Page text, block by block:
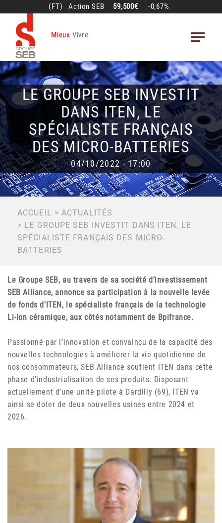
contenu
principal
(FT) ActionSEB 59,500€ -0,67%
Mieux Vivre
LE GROUPE SEB INVESTIT
DANS ITEN, LE
SPÉCIALISTE FRANÇAIS
DES MICRO-BATTERIES
04/10/2022 - 17:00
FIL
D'ARIANE
ACCUEIL
ACTUALITÉS
LE GROUPE SEB INVESTIT DANS ITEN, LE
SPÉCIALISTE FRANÇAIS DES MICRO-
BATTERIES
Le Groupe SEB, au travers de sa société d’investissement
SEB Alliance, annonce sa participation à la nouvelle levée
de fonds d’ITEN, le spécialiste français de la technologie
Li-ion céramique, aux côtés notamment de Bpifrance.
Passionné par l’innovation et convaincu de la capacité des
nouvelles technologies à améliorer la vie quotidienne de
nos consommateurs, SEB Alliance soutient ITEN dans cette
phase d’industrialisation de ses produits. Disposant
actuellement d’une unité pilote à Dardilly (69), ITEN va
ainsi se doter de deux nouvelles usines entre 2024 et
2026.